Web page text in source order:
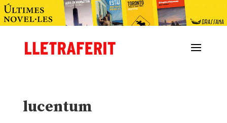
lucentum